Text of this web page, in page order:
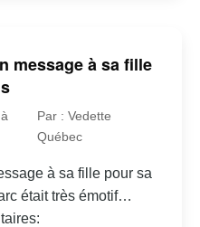
message à sa fille
Par : Vedette
Québec
à sa fille pour sa
était très émotif…